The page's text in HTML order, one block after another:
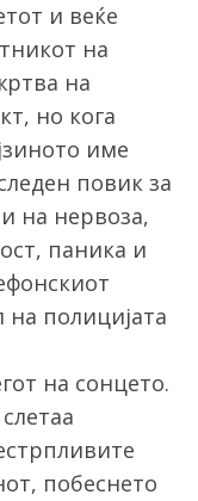
и веќе
на
на
но кога
име
повик за
на нервоза,
паника и
полицијата
на сонцето.
побеснето